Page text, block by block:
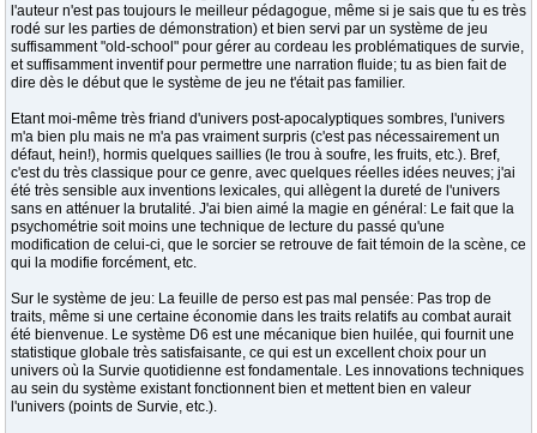
l'auteur n'est pas toujours le meilleur pédagogue, même si je sais que tu es très
rodé sur les parties de démonstration) et bien servi par un système de jeu
suffisamment "old-school" pour gérer au cordeau les problématiques de survie,
et suffisamment inventif pour permettre une narration fluide; tu as bien fait de
dire dès le début que le système de jeu ne t'était pas familier.
Etant moi-même très friand d'univers post-apocalyptiques sombres, l'univers
m'a bien plu mais ne m'a pas vraiment surpris (c'est pas nécessairement un
défaut, hein!), hormis quelques saillies (le trou à soufre, les fruits, etc.). Bref,
c'est du très classique pour ce genre, avec quelques réelles idées neuves; j'ai
été très sensible aux inventions lexicales, qui allègent la dureté de l'univers
sans en atténuer la brutalité. J'ai bien aimé la magie en général: Le fait que la
psychométrie soit moins une technique de lecture du passé qu'une
modification de celui-ci, que le sorcier se retrouve de fait témoin de la scène, ce
qui la modifie forcément, etc.
Sur le système de jeu: La feuille de perso est pas mal pensée: Pas trop de
traits, même si une certaine économie dans les traits relatifs au combat aurait
été bienvenue. Le système D6 est une mécanique bien huilée, qui fournit une
statistique globale très satisfaisante, ce qui est un excellent choix pour un
univers où la Survie quotidienne est fondamentale. Les innovations techniques
au sein du système existant fonctionnent bien et mettent bien en valeur
l'univers (points de Survie, etc.).